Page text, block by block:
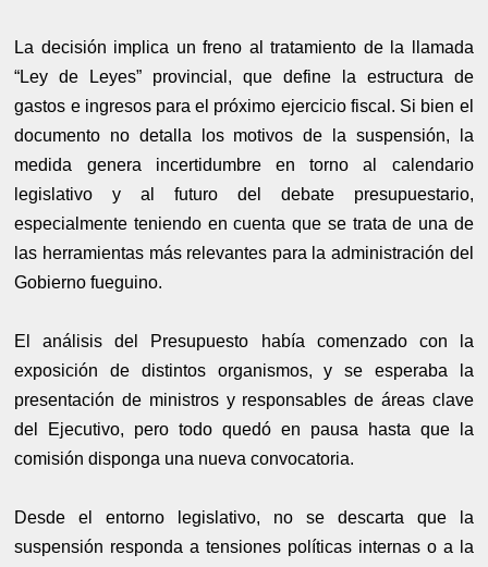
La decisión implica un freno al tratamiento de la llamada
“Ley de Leyes” provincial, que define la estructura de
gastos e ingresos para el próximo ejercicio fiscal. Si bien el
documento no detalla los motivos de la suspensión, la
medida genera incertidumbre en torno al calendario
legislativo y al futuro del debate presupuestario,
especialmente teniendo en cuenta que se trata de una de
las herramientas más relevantes para la administración del
Gobierno fueguino.
El análisis del Presupuesto había comenzado con la
exposición de distintos organismos, y se esperaba la
presentación de ministros y responsables de áreas clave
del Ejecutivo, pero todo quedó en pausa hasta que la
comisión disponga una nueva convocatoria.
Desde el entorno legislativo, no se descarta que la
suspensión responda a tensiones políticas internas o a la